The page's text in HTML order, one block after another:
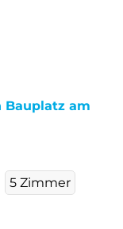
Bauplatz am
5 Zimmer